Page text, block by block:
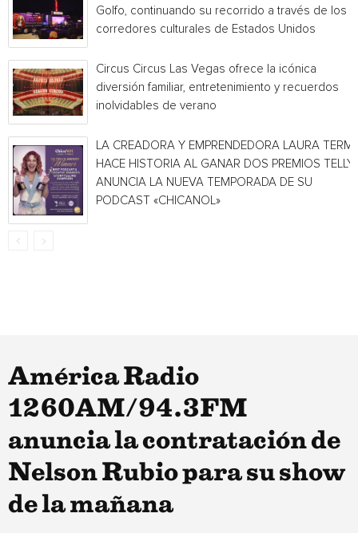
Golfo, continuando su recorrido a través de los
corredores culturales de Estados Unidos
Circus Circus Las Vegas ofrece la icónica
diversión familiar, entretenimiento y recuerdos
inolvidables de verano
LA CREADORA Y EMPRENDEDORA LAURA
HACE HISTORIA AL GANAR DOS PREMIOS TELLY
ANUNCIA LA NUEVA TEMPORADA DE SU
PODCAST «CHICANOL»
América Radio
1260AM/94.3FM
anuncia la contratación de
Nelson Rubio para su show
de la mañana